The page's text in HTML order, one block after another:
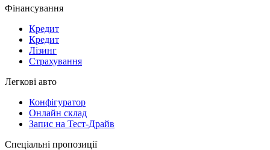
Фінансування
Кредит
Кредит
Лізинг
Страхування
Легкові авто
Конфігуратор
Онлайн склад
Запис на Тест-Драйв
Спеціальні пропозиції